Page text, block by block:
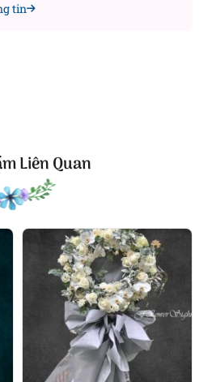
nhấn chính của mẫu hoa.
nhẹ nhàng như một lời
là
đầy đặn cho phần thân hoa.
nghĩa của sự trong sáng,
Khi kết hợp cùng lan
một bố cục hài hòa: vừa
vừa đủ nổi bật nhưng
lặng cần có của hoa chia
tin
Liên Quan